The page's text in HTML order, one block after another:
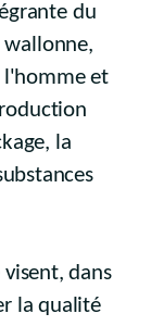
du
l'homme et
la
dans
la qualité